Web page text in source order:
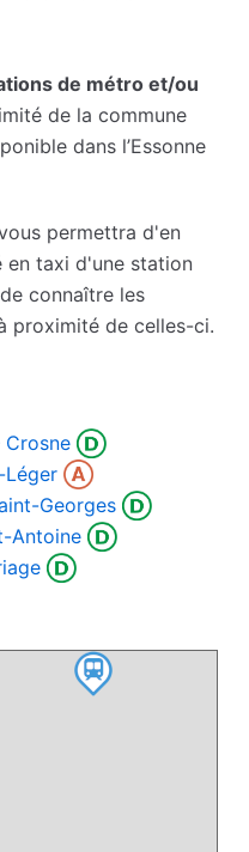
de métro et/ou
de la commune
dans l’Essonne
permettra d'en
en taxi d'une station
connaître les
proximité de celles-ci.
Crosne
Léger
Georges
Antoine